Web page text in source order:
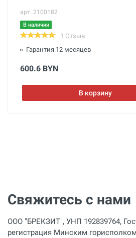
арт. 2100182
В наличии
1 Отзыв
Гарантия 12 месяцев
600.6 BYN
В корзину
Свяжитесь с нами
ООО "БРЕКЗИТ", УНП 192839764,
регистрация Минским